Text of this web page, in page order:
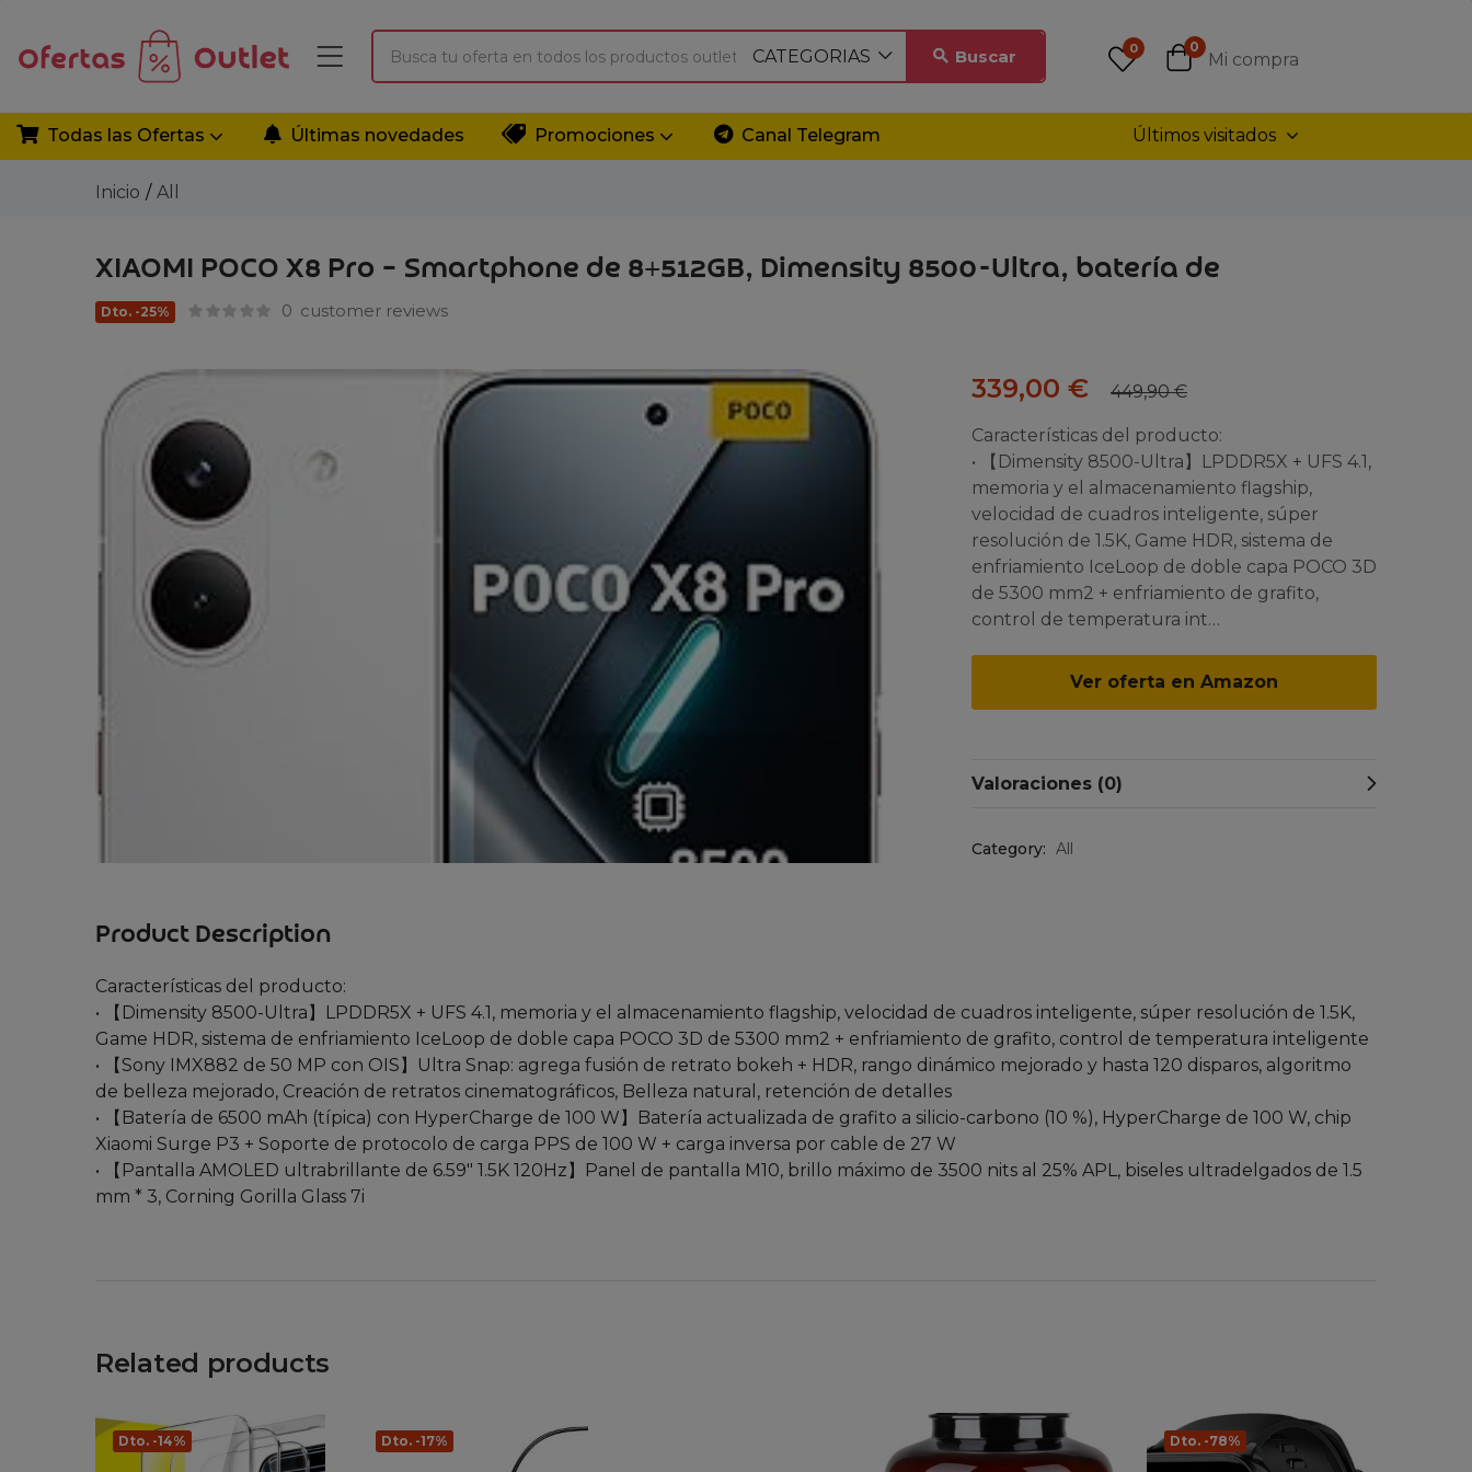
CATEGORIAS Buscar 0 0
Mi compra
Todas las Ofertas Últimas novedades Promociones Canal Telegram Últimos visitados
Inicio All
XIAOMI POCO X8 Pro – Smartphone de 8+512GB, Dimensity 8500-Ultra, batería de
Dto. -25% 0 customer reviews
339,00 € 449,90€
Características del producto:
• 【Dimensity 8500-Ultra】LPDDR5X + UFS 4.1,
memoria y el almacenamiento flagship,
velocidad de cuadros inteligente, súper
resolución de 1.5K, Game HDR, sistema de
enfriamiento IceLoop de doble capa POCO 3D
de 5300 mm2 + enfriamiento de grafito,
control de temperatura int…
Ver oferta en Amazon
Valoraciones (0)
Category: All
Product Description
Características del producto:
• 【Dimensity 8500-Ultra】LPDDR5X + UFS 4.1, memoria y el almacenamiento flagship, velocidad de cuadros inteligente, súper resolución de 1.5K,
Game HDR, sistema de enfriamiento IceLoop de doble capa POCO 3D de 5300 mm2 + enfriamiento de grafito, control de temperatura inteligente
• 【Sony IMX882 de 50 MP con OIS】Ultra Snap: agrega fusión de retrato bokeh + HDR, rango dinámico mejorado y hasta 120 disparos, algoritmo
de belleza mejorado, Creación de retratos cinematográficos, Belleza natural, retención de detalles
• 【Batería de 6500 mAh (típica) con HyperCharge de 100 W】Batería actualizada de grafito a silicio-carbono (10 %), HyperCharge de 100 W, chip
Xiaomi Surge P3 + Soporte de protocolo de carga PPS de 100 W + carga inversa por cable de 27 W
• 【Pantalla AMOLED ultrabrillante de 6.59″ 1.5K 120Hz】Panel de pantalla M10, brillo máximo de 3500 nits al 25% APL, biseles ultradelgados de 1.5
mm * 3, Corning Gorilla Glass 7i
Related products
Dto. -14% Dto. -17% Dto. -78%